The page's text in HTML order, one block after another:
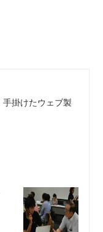
手掛けたウェブ製